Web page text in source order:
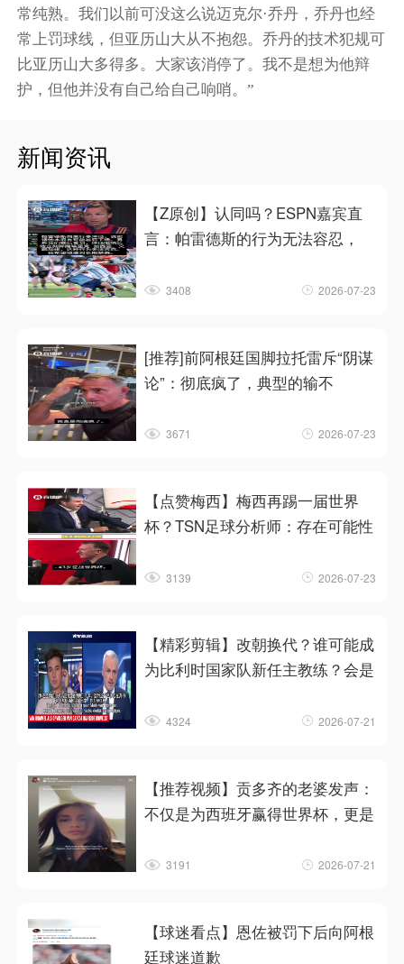
常纯熟。我们以前可没这么说迈克尔·乔丹，乔丹也经
常上罚球线，但亚历山大从不抱怨。乔丹的技术犯规可
比亚历山大多得多。大家该消停了。我不是想为他辩
护，但他并没有自己给自己响哨。”
新闻资讯
【Z原创】认同吗？ESPN嘉宾直
言：帕雷德斯的行为无法容忍，
3408 2026-07-23
[推荐]前阿根廷国脚拉托雷斥“阴谋
论”：彻底疯了，典型的输不
3671 2026-07-23
【点赞梅西】梅西再踢一届世界
杯？TSN足球分析师：存在可能性
3139 2026-07-23
【精彩剪辑】改朝换代？谁可能成
为比利时国家队新任主教练？会是
4324 2026-07-21
【推荐视频】贡多齐的老婆发声：
不仅是为西班牙赢得世界杯，更是
3191 2026-07-21
【球迷看点】恩佐被罚下后向阿根
廷球迷道歉